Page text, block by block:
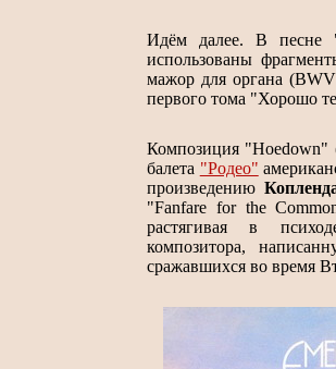
Идём далее. В песне
использованы
мажор для органа
первого тома "Хорошо
Композиция "Hoedown"
балета "Родео"
произведению
"Fanfare for the
растягивая в
композитора,
сражавшихся во время